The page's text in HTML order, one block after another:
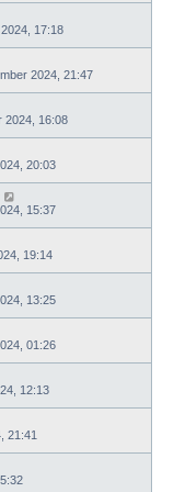
17:18
2024, 21:47
2024, 16:08
20:03
15:37
19:14
13:25
01:26
12:13
21:41